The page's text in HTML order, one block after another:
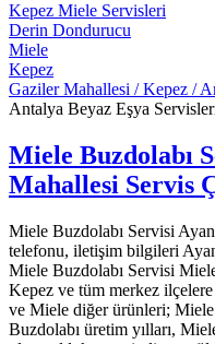
Kepez Miele Servisleri
Derin Dondurucu
Miele
Kepez
Gaziler Mahallesi / Kepez /
Antalya Beyaz Eşya
Miele Buzdolabı
Mahallesi Servis
Miele Buzdolabı Servisi
telefonu, iletişim bilgileri
Miele Buzdolabı Servisi
Kepez ve tüm merkez
ve Miele diğer ürünleri;
Buzdolabı üretim yılları,